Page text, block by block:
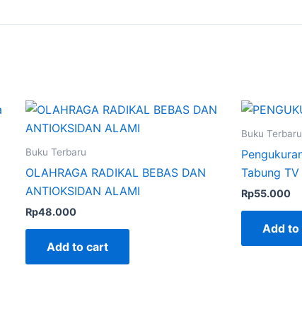
Buku Terbaru
OLAHRAGA RADIKAL BEBAS DAN
ANTIOKSIDAN ALAMI
Rp48.000
Add to cart
Buku Terbaru
Tabung
Rp55.000
Add to